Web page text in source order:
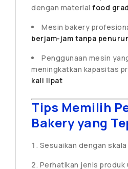
dengan material food
Mesin bakery
berjam-jam tanpa
Penggunaan mesin
meningkatkan kapasitas
kali lipat
Tips Memilih
Bakery yang
Sesuaikan dengan skala
Perhatikan jenis produk